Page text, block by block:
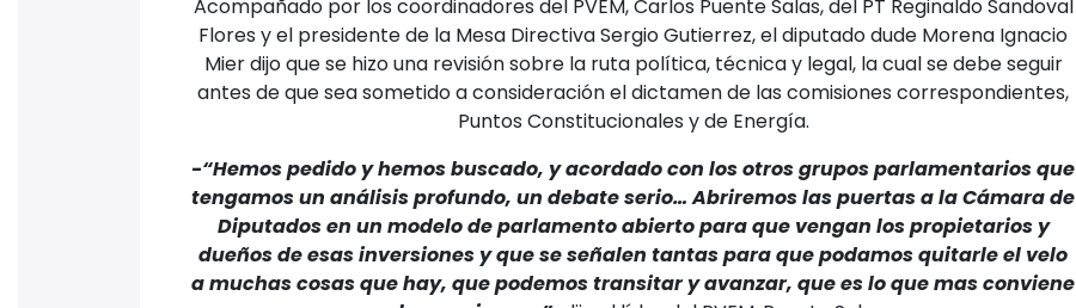
Acompañado por los coordinadores del PVEM, Carlos Puente Salas, del PT Reginaldo Sandoval
Flores y el presidente de la Mesa Directiva Sergio Gutierrez, el diputado dude Morena Ignacio
Mier dijo que se hizo una revisión sobre la ruta política, técnica y legal, la cual se debe seguir
antes de que sea sometido a consideración el dictamen de las comisiones correspondientes,
Puntos Constitucionales y de Energía.
-“Hemos pedido y hemos buscado, y acordado con los otros grupos parlamentarios que
tengamos un análisis profundo, un debate serio… Abriremos las puertas a la Cámara de
Diputados en un modelo de parlamento abierto para que vengan los propietarios y
dueños de esas inversiones y que se señalen tantas para que podamos quitarle el velo
a muchas cosas que hay, que podemos transitar y avanzar, que es lo que mas conviene